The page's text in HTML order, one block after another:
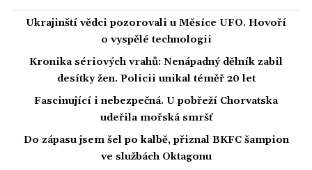
Ukrajinští vědci pozorovali u Měsíce UFO. Hovoří
o vyspělé technologii
Kronika sériových vrahů: Nenápadný dělník zabil
desítky žen. Policii unikal téměř 20 let
Fascinující i nebezpečná. U pobřeží Chorvatska
udeřila mořská smršť
Do zápasu jsem šel po kalbě, přiznal BKFC šampion
ve službách Oktagonu